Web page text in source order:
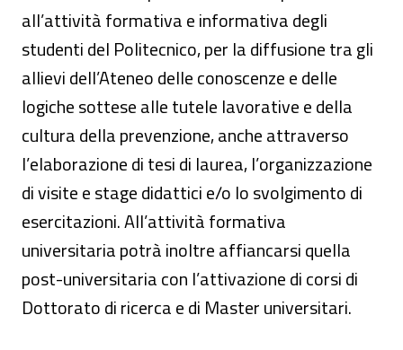
all’attività formativa e informativa degli
studenti del Politecnico, per la diffusione tra gli
allievi dell’Ateneo delle conoscenze e delle
logiche sottese alle tutele lavorative e della
cultura della prevenzione, anche attraverso
l’elaborazione di tesi di laurea, l’organizzazione
di visite e stage didattici e/o lo svolgimento di
esercitazioni. All’attività formativa
universitaria potrà inoltre affiancarsi quella
post-universitaria con l’attivazione di corsi di
Dottorato di ricerca e di Master universitari.